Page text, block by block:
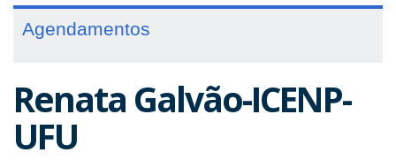
Agendamentos
Renata Galvão-ICENP-
UFU